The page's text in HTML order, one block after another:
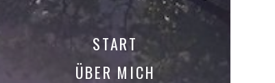
START
ÜBER MICH